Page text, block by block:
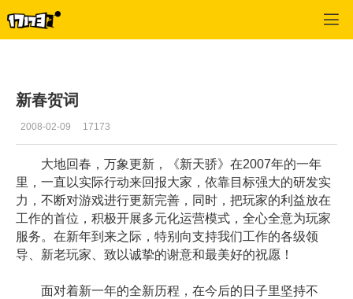
新春贺词
2008-02-09 17173
大地回春，万象更新，《新天骄》在2007年的一年
里，一直以实际行动来回报大家，依靠目标强大的研发实
力，不断对游戏进行更新完善，同时，把玩家的利益放在
工作的首位，积极开展多元化运营模式，全心全意为玩家
服务。在新年到来之际，特别向支持我们工作的各级领
导、新老玩家、致以诚挚的谢意和最美好的祝愿！
面对着新一年的全新历程，在今后的日子里坚持不